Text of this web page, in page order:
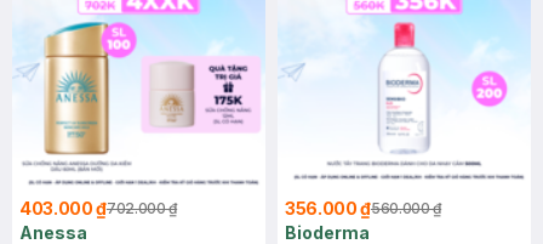
403.000 ₫702.000 ₫
Anessa
356.000 ₫560.000 ₫
Bioderma